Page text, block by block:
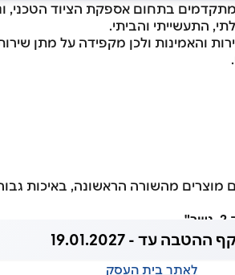
מתקדמים בתחום אספקת הציוד הטכני,
התעשייתי והביתי.
ולכן מקפידה על מתן שירות
מוצרים מהשורה הראשונה, באיכות
ההטבה עד - 19.01.2027
לאתר בית העסק